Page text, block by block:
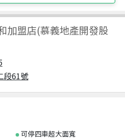
加盟店(慕義地產開發股
段61號
可停四車超大面寬